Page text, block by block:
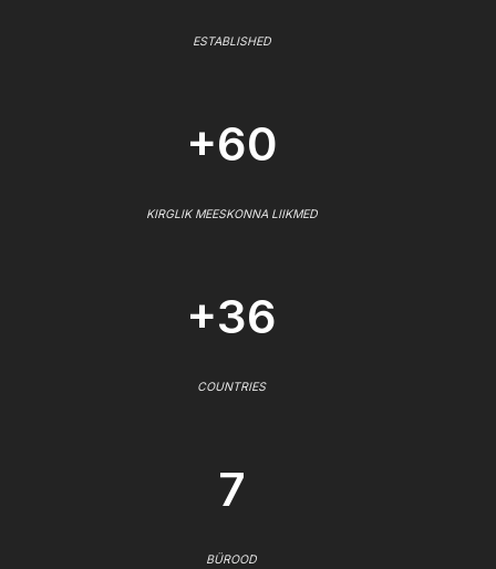
ESTABLISHED
+60
KIRGLIK MEESKONNA LIIKMED
+36
COUNTRIES
7
BÜROOD